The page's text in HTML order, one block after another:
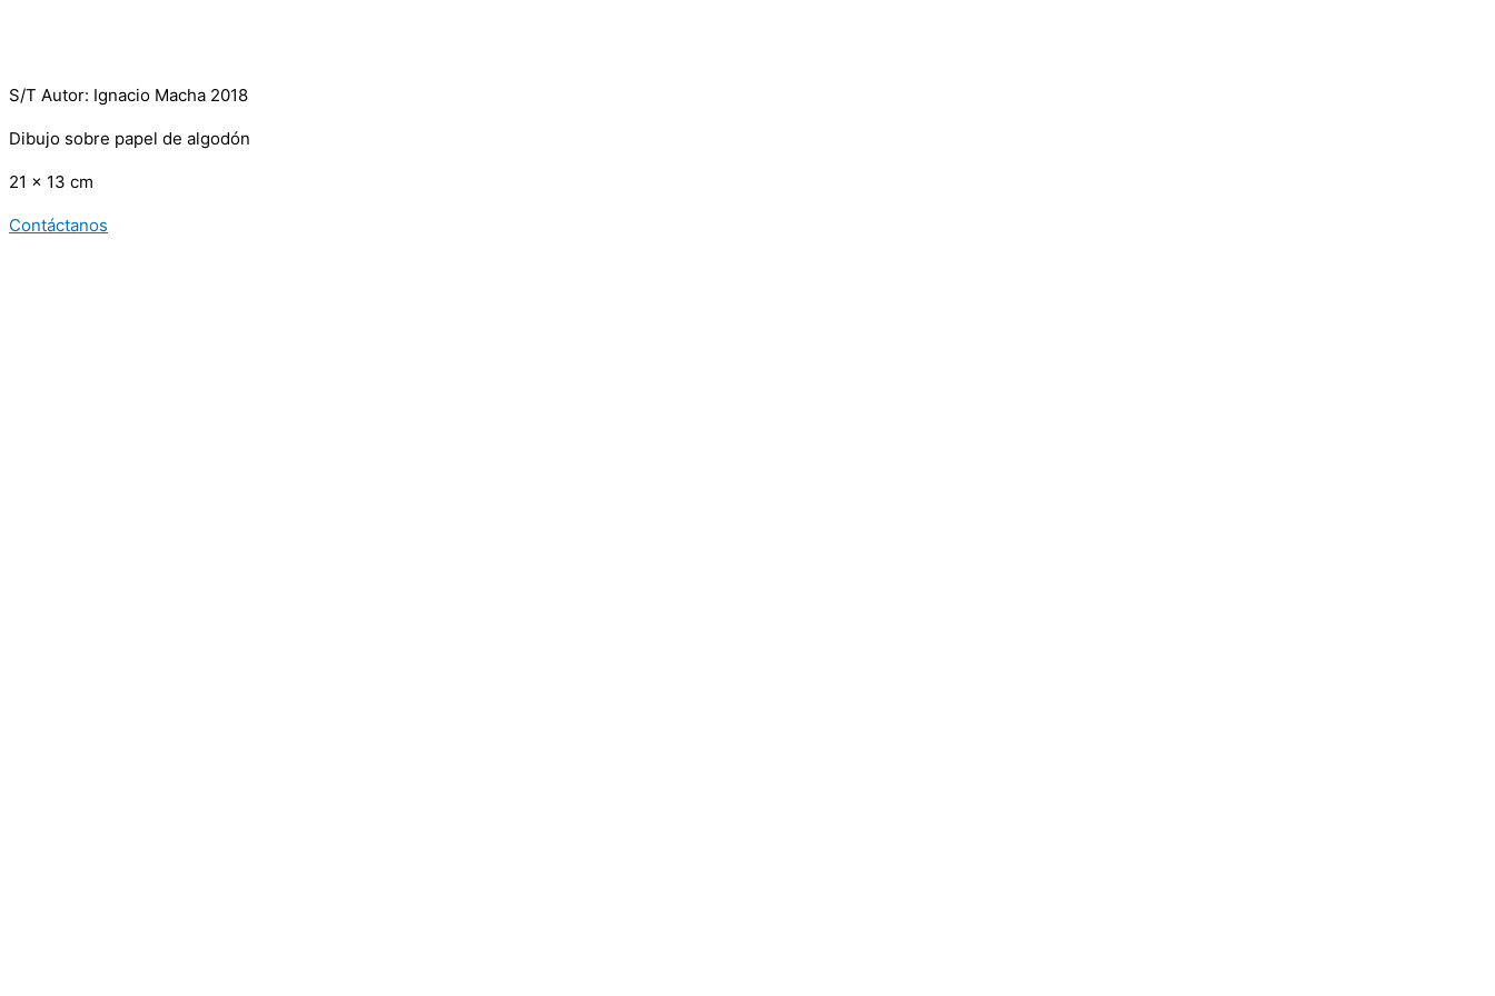
S/T Autor: Ignacio Macha 2018
Dibujo sobre papel de algodón
21 x 13 cm
Contáctanos